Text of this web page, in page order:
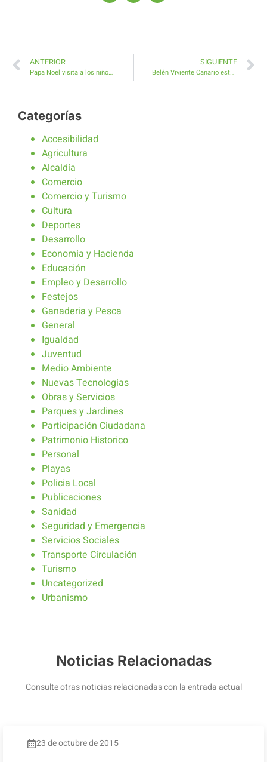
ANTERIOR
Papa Noel visita a los niños y niñas de Caleta de Fuste
SIGUIENTE
Belén Viviente Canario este martes en la Plaza de Antigua
Categorías
Accesibilidad
Agricultura
Alcaldía
Comercio
Comercio y Turismo
Cultura
Deportes
Desarrollo
Economia y Hacienda
Educación
Empleo y Desarrollo
Festejos
Ganaderia y Pesca
General
Igualdad
Juventud
Medio Ambiente
Nuevas Tecnologias
Obras y Servicios
Parques y Jardines
Participación Ciudadana
Patrimonio Historico
Personal
Playas
Policia Local
Publicaciones
Sanidad
Seguridad y Emergencia
Servicios Sociales
Transporte Circulación
Turismo
Uncategorized
Urbanismo
Noticias Relacionadas
Consulte otras noticias relacionadas con la entrada actual
23 de octubre de 2015